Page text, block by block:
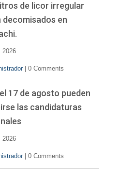
de licor irregular
en
2026
0 Comments
17 de agosto pueden
las candidaturas
2026
0 Comments